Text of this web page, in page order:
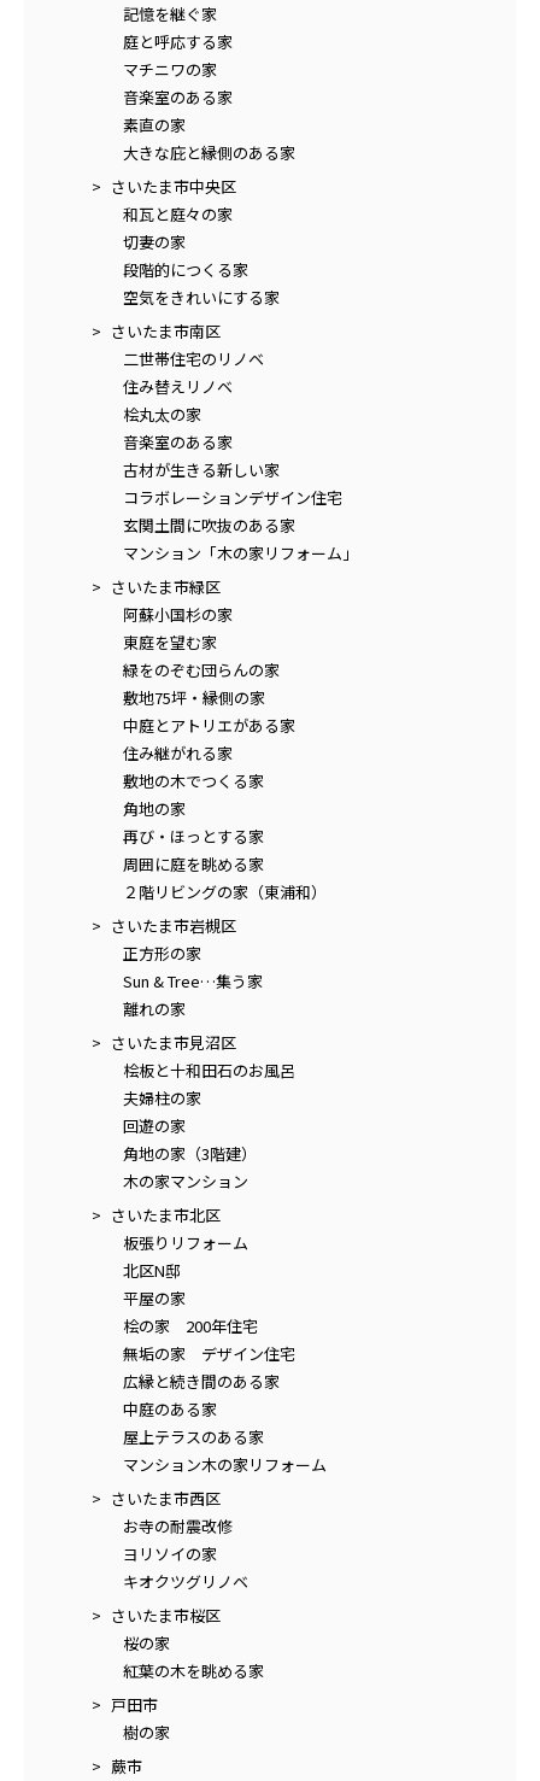
記憶を継ぐ家
庭と呼応する家
マチニワの家
音楽室のある家
素直の家
大きな庇と縁側のある家
さいたま市中央区
和瓦と庭々の家
切妻の家
段階的につくる家
空気をきれいにする家
さいたま市南区
二世帯住宅のリノベ
住み替えリノベ
桧丸太の家
音楽室のある家
古材が生きる新しい家
コラボレーションデザイン住宅
玄関土間に吹抜のある家
マンション「木の家リフォーム」
さいたま市緑区
阿蘇小国杉の家
東庭を望む家
緑をのぞむ団らんの家
敷地75坪・縁側の家
中庭とアトリエがある家
住み継がれる家
敷地の木でつくる家
角地の家
再び・ほっとする家
周囲に庭を眺める家
２階リビングの家（東浦和）
さいたま市岩槻区
正方形の家
Sun & Tree…集う家
離れの家
さいたま市見沼区
桧板と十和田石のお風呂
夫婦柱の家
回遊の家
角地の家（3階建）
木の家マンション
さいたま市北区
板張りリフォーム
北区N邸
平屋の家
桧の家 200年住宅
無垢の家 デザイン住宅
広縁と続き間のある家
中庭のある家
屋上テラスのある家
マンション木の家リフォーム
さいたま市西区
お寺の耐震改修
ヨリソイの家
キオクツグリノベ
さいたま市桜区
桜の家
紅葉の木を眺める家
戸田市
樹の家
蕨市